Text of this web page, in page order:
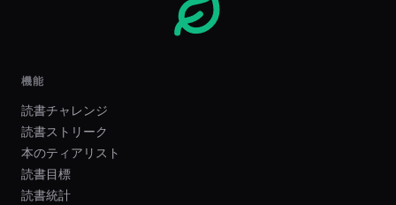
機能
読書チャレンジ
読書ストリーク
本のティアリスト
読書目標
読書統計